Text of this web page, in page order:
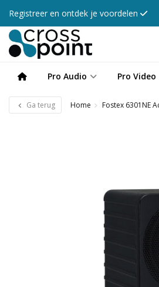
Registreer en ontdek je voordelen
Pro Audio Pro Video
Ga terug Home Fostex 6301NE